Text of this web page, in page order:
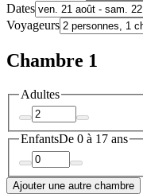
Dates
Voyageurs
Chambre 1
Adultes
EnfantsDe 0 à 17 ans
Ajouter une autre chambre